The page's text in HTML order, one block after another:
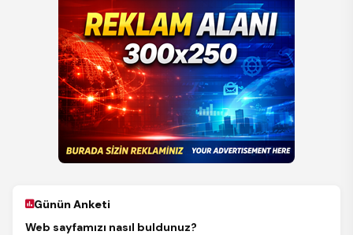
Günün Anketi
Web sayfamızı nasıl buldunuz?